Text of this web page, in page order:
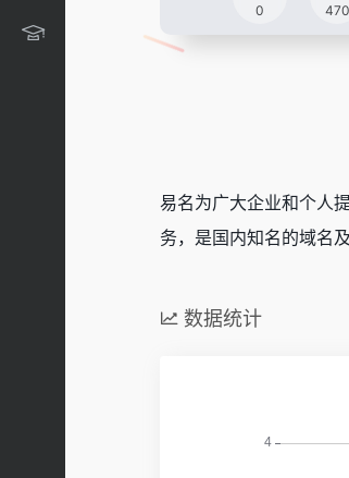
0 470
易名为广大企业和个人
务，是国内知名的域名
数据统计